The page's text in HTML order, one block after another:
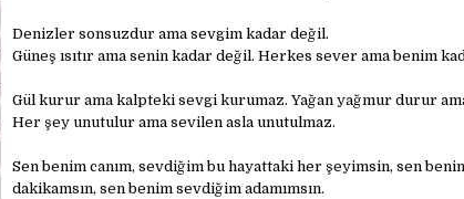
Denizler sonsuzdur ama sevgim kadar değil.
Güneş ısıtır ama senin kadar değil. Herkes sever ama benim
Gül kurur ama kalpteki sevgi kurumaz. Yağan yağmur durur
Her şey unutulur ama sevilen asla unutulmaz.
Sen benim canım, sevdiğim bu hayattaki her şeyimsin, sen
dakikamsın, sen benim sevdiğim adamımsın.